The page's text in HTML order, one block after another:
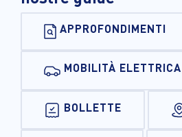
APPROFONDIMENTI
MOBILITÀ ELETTRICA
BOLLETTE